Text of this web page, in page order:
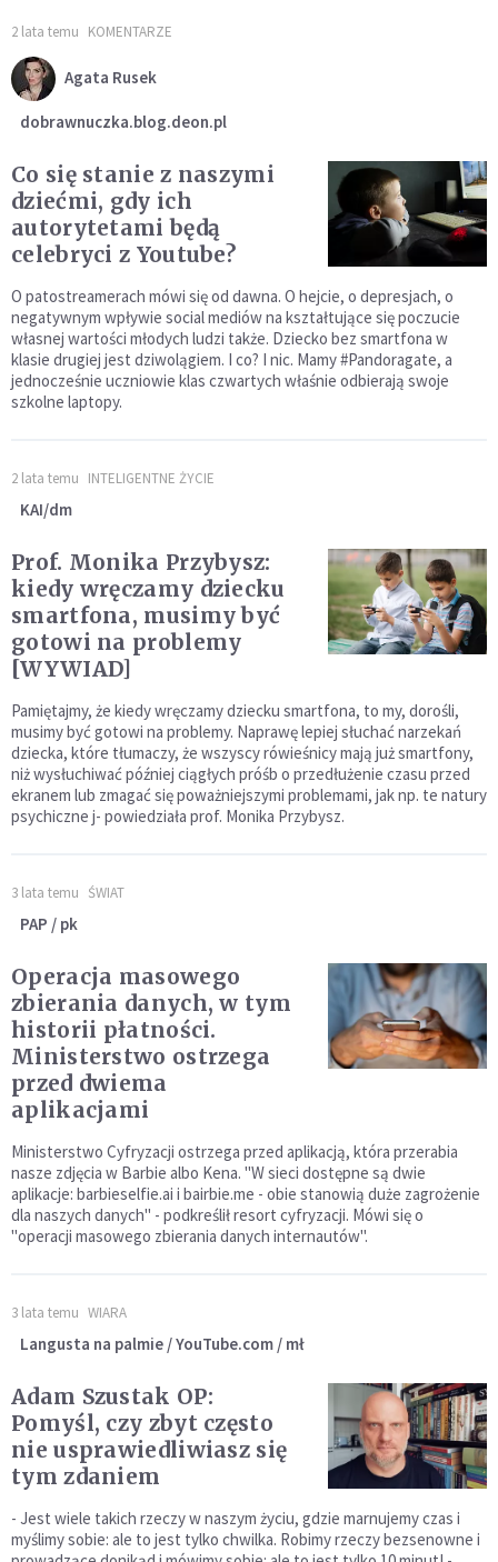
2 lata temu KOMENTARZE
Agata Rusek
dobrawnuczka.blog.deon.pl
Co się stanie z naszymi
dziećmi, gdy ich
autorytetami będą
celebryci z Youtube?
O patostreamerach mówi się od dawna. O hejcie, o depresjach, o
negatywnym wpływie social mediów na kształtujące się poczucie
własnej wartości młodych ludzi także. Dziecko bez smartfona w
klasie drugiej jest dziwolągiem. I co? I nic. Mamy #Pandoragate, a
jednocześnie uczniowie klas czwartych właśnie odbierają swoje
szkolne laptopy.
2 lata temu INTELIGENTNE ŻYCIE
KAI/dm
Prof. Monika Przybysz:
kiedy wręczamy dziecku
smartfona, musimy być
gotowi na problemy
[WYWIAD]
Pamiętajmy, że kiedy wręczamy dziecku smartfona, to my, dorośli,
musimy być gotowi na problemy. Naprawę lepiej słuchać narzekań
dziecka, które tłumaczy, że wszyscy rówieśnicy mają już smartfony,
niż wysłuchiwać później ciągłych próśb o przedłużenie czasu przed
ekranem lub zmagać się poważniejszymi problemami, jak np. te natury
psychiczne j- powiedziała prof. Monika Przybysz.
3 lata temu ŚWIAT
PAP / pk
Operacja masowego
zbierania danych, w tym
historii płatności.
Ministerstwo ostrzega
przed dwiema
aplikacjami
Ministerstwo Cyfryzacji ostrzega przed aplikacją, która przerabia
nasze zdjęcia w Barbie albo Kena. "W sieci dostępne są dwie
aplikacje: barbieselfie.ai i bairbie.me - obie stanowią duże zagrożenie
dla naszych danych" - podkreślił resort cyfryzacji. Mówi się o
"operacji masowego zbierania danych internautów".
3 lata temu WIARA
Langusta na palmie / YouTube.com / mł
Adam Szustak OP:
Pomyśl, czy zbyt często
nie usprawiedliwiasz się
tym zdaniem
- Jest wiele takich rzeczy w naszym życiu, gdzie marnujemy czas i
myślimy sobie: ale to jest tylko chwilka. Robimy rzeczy bezsenowne i